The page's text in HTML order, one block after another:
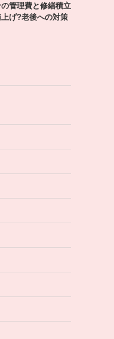
管理費と修繕積立
げ?老後への対策